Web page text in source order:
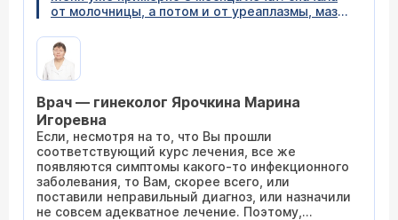
от молочницы, а потом и от уреаплазмы, мазок
обоих случаях препараты не эффективны (от
молочницы - Микомакс-150 и Нистатин, от
уреаплазмы - Обактал, Нистатин, Тержинон),
в виде зеленовато-желтых выделений, иногда
сопровождающихся зудом. Постоянно
появляются трещинки на слизистой половых
губ.
Врач — гинеколог Ярочкина Марина
Игоревна
Если, несмотря на то, что Вы прошли
соответствующий курс лечения, все же
появляются симптомы какого-то инфекционного
заболевания, то Вам, скорее всего, или
поставили неправильный диагноз, или назначили
не совсем адекватное лечение. Поэтому,